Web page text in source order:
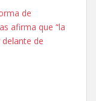
HOY
de
afirma que “la
de